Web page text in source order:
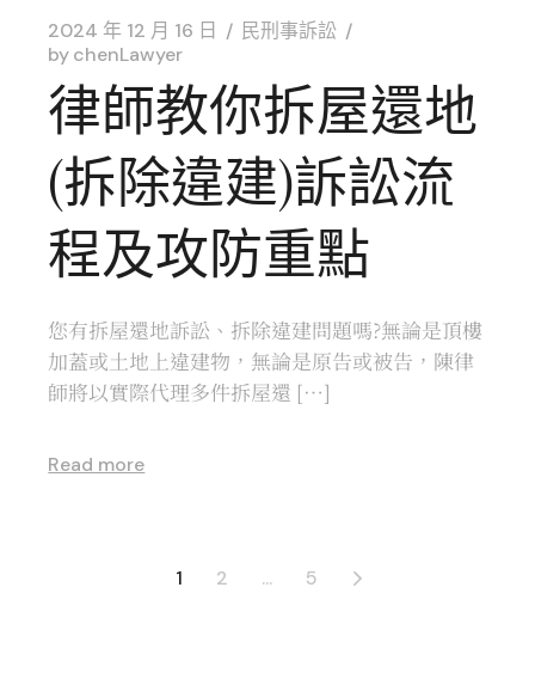
2024 年 12 月 16 日
民刑事訴訟
bychenLawyer
律師教你拆屋還地
(拆除違建)訴訟流
程及攻防重點
您有拆屋還地訴訟、拆除違建問題嗎?無論是頂樓
加蓋或土地上違建物，無論是原告或被告，陳律
師將以實際代理多件拆屋還 […]
Read more
1 2 ... 5